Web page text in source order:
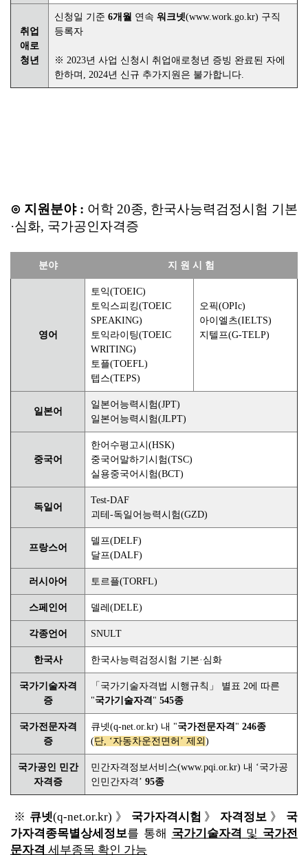
취업
애로
청년
신청일 기준 6개월 연속 워크넷(www.work.go.kr) 구직
등록자
※ 2023년 사업 신청시 취업애로청년 증빙 완료된 자에
한하며, 2024년 신규 추가지원은 불가합니다.
⊙ 지원분야 : 어학 20종, 한국사능력검정시험 기본
·심화, 국가공인자격증
분야 지 원 시 험
영어
토익(TOEIC)
토익스피킹(TOEIC
SPEAKING)
토익라이팅(TOEIC
WRITING)
토플(TOEFL)
텝스(TEPS)
오픽(OPIc)
아이엘츠(IELTS)
지텔프(G-TELP)
일본어
일본어능력시험(JPT)
일본어능력시험(JLPT)
중국어
한어수평고시(HSK)
중국어말하기시험(TSC)
실용중국어시험(BCT)
독일어
Test-DAF
괴테-독일어능력시험(GZD)
프랑스어
델프(DELF)
달프(DALF)
러시아어 토르플(TORFL)
스페인어 델레(DELE)
각종언어 SNULT
한국사 한국사능력검정시험 기본·심화
국가기술자격
증
「국가기술자격법 시행규칙」 별표 2에 따른
"국가기술자격 " 545종
국가전문자격
증
큐넷(q-net.or.kr) 내 "국가전문자격 " 246종
(단, ‘자동차운전면허’ 제외 )
국가공인 민간
자격증
민간자격정보서비스(www.pqi.or.kr) 내 ‘국가공
인민간자격’ 95종
※ 큐넷(q-net.or.kr) 》 국가자격시험 》 자격정보 》 국
가자격종목별상세정보를 통해 국가기술자격 및 국가전
문자격 세부종목 확인 가능